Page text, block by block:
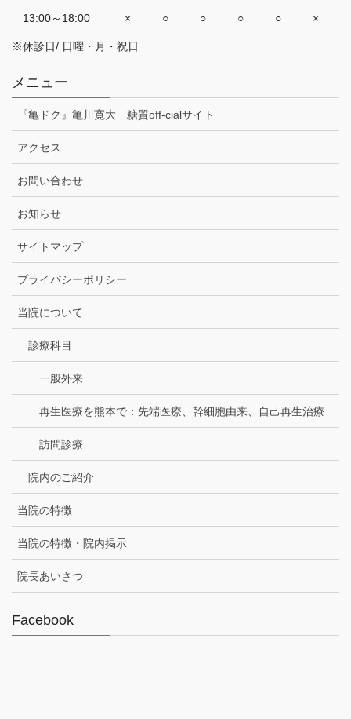
13:00～18:00 × ○ ○ ○ ○ ×
※休診日/ 日曜・月・祝日
メニュー
『亀ドク』亀川寛大 糖質off-cialサイト
アクセス
お問い合わせ
お知らせ
サイトマップ
プライバシーポリシー
当院について
診療科目
一般外来
再生医療を熊本で：先端医療、幹細胞由来、自己再生治療
訪問診療
院内のご紹介
当院の特徴
当院の特徴・院内掲示
院長あいさつ
Facebook